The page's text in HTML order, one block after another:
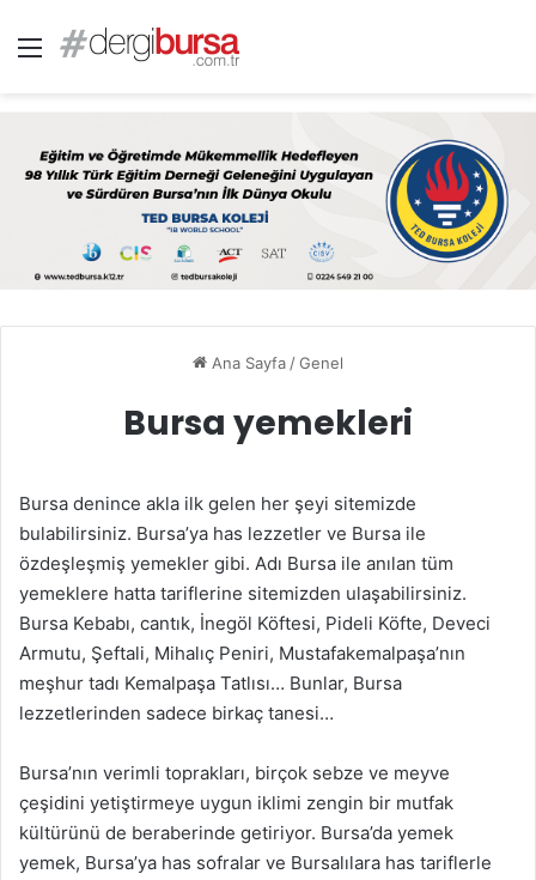
Menü
Ana Sayfa/Genel
Bursa yemekleri
Bursa denince akla ilk gelen her şeyi sitemizde
bulabilirsiniz. Bursa’ya has lezzetler ve Bursa ile
özdeşleşmiş yemekler gibi. Adı Bursa ile anılan tüm
yemeklere hatta tariflerine sitemizden ulaşabilirsiniz.
Bursa Kebabı, cantık, İnegöl Köftesi, Pideli Köfte, Deveci
Armutu, Şeftali, Mihalıç Peniri, Mustafakemalpaşa’nın
meşhur tadı Kemalpaşa Tatlısı… Bunlar, Bursa
lezzetlerinden sadece birkaç tanesi…
Bursa’nın verimli toprakları, birçok sebze ve meyve
çeşidini yetiştirmeye uygun iklimi zengin bir mutfak
kültürünü de beraberinde getiriyor. Bursa’da yemek
yemek, Bursa’ya has sofralar ve Bursalılara has tariflerle